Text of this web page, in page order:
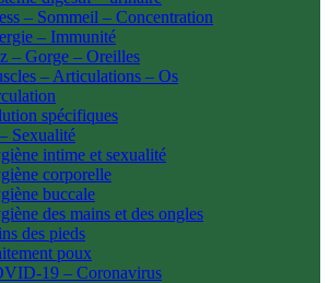
– Sommeil – Concentration
– Immunité
– Gorge – Oreilles
– Articulations – Os
spécifiques
Sexualité
intime et sexualité
corporelle
buccale
des mains et des ongles
des pieds
poux
19 – Coronavirus